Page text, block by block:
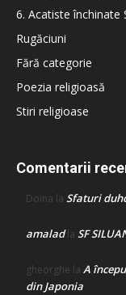
6. Acatiste închinate
Rugăciuni
Fără categorie
Poezia religioasă
Stiri religioase
Comentarii
Doina la Sfaturi
amaladla SF
gheorghe la A
din Japonia